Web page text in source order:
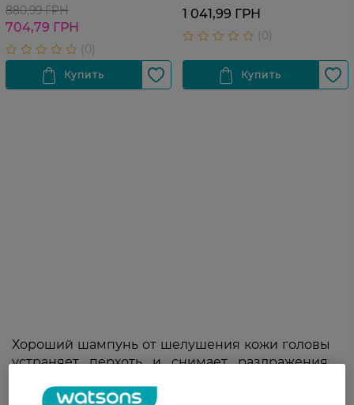
880,99 ГРН
704,79 ГРН
1 041,99 ГРН
Хороший шампунь от шелушения кожи головы
устраняет перхоть и снимает раздражения.
потому что она мягко отшелушивает, удаляя